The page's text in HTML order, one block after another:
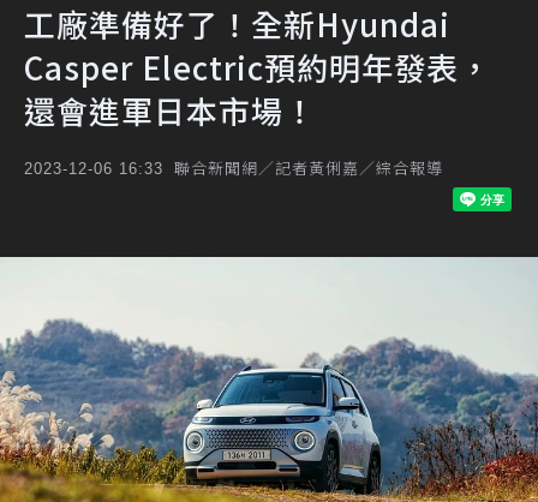
工廠準備好了！全新Hyundai
Casper Electric預約明年發表，
還會進軍日本市場！
2023-12-06 16:33 聯合新聞網／記者黃俐嘉／綜合報導